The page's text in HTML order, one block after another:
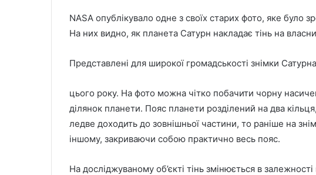
NASA опублікувало одне з своїх старих фото, яке було
На них видно, як планета Сатурн накладає тінь на
Представлені для широкої громадськості знімки
цього року. На фото можна чітко побачити чорну
ділянок планети. Пояс планети розділений на два
ледве доходить до зовнішньої частини, то раніше на
іншому, закриваючи собою практично весь пояс.
На досліджуваному об’єкті тінь змінюється в